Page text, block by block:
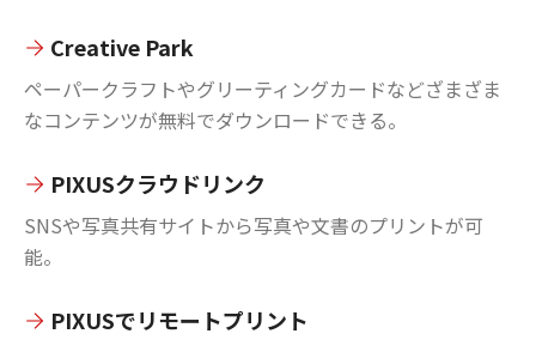
Creative Park
ペーパークラフトやグリーティングカードなどざまざま
なコンテンツが無料でダウンロードできる。
PIXUSクラウドリンク
SNSや写真共有サイトから写真や文書のプリントが可
能。
PIXUSでリモートプリント